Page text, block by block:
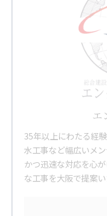
エ
35年以上にわたる経
水工事など幅広いメ
かつ迅速な対応を心
な工事を大阪で提案い